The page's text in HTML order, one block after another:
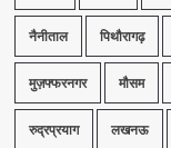
नैनीताल पिथौरागढ़
मुज़फ्फरनगर मौसम
रुद्रप्रयाग लखनऊ